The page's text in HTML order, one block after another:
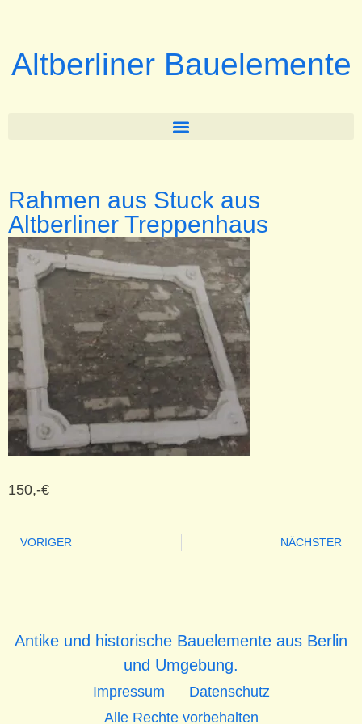
Altberliner Bauelemente
Rahmen aus Stuck aus
Altberliner Treppenhaus
150,-€
VORIGER NÄCHSTER
Antike und historische Bauelemente aus Berlin
und Umgebung.
Impressum
Datenschutz
Alle Rechte vorbehalten